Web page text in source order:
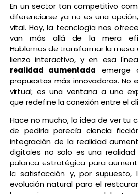
En un sector tan competitivo
diferenciarse ya no es una
vital. Hoy, la tecnología nos
van más allá de la mera
Hablamos de transformar la mesa
lienzo interactivo, y en esa
realidad aumentada emerge
propuestas más innovadoras. No
virtual; es una ventana a una
que redefine la conexión entre el
Hace no mucho, la idea de ver tu
de pedirla parecía ciencia
integración de la realidad
digitales no solo es una realidad
palanca estratégica para
la satisfacción y, por supuesto,
evolución natural para el